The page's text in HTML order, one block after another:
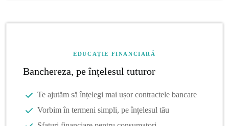
EDUCAȚIE FINANCIARĂ
Banchereza, pe înțelesul tuturor
Te ajutăm să înțelegi mai ușor contractele bancare
Vorbim în termeni simpli, pe înțelesul tău